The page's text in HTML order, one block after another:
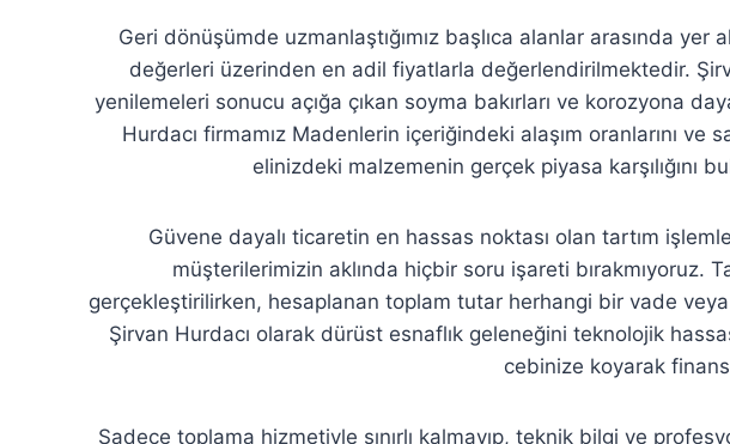
Geri dönüşümde uzmanlaştığımız başlıca alanlar arasında
değerleri üzerinden en adil fiyatlarla değerlendirilmektedir.
yenilemeleri sonucu açığa çıkan soyma bakırları ve korozyona
Hurdacı firmamız Madenlerin içeriğindeki alaşım oranlarını
elinizdeki malzemenin gerçek piyasa karşılığını
Güvene dayalı ticaretin en hassas noktası olan tartım
müşterilerimizin aklında hiçbir soru işareti
gerçekleştirilirken, hesaplanan toplam tutar herhangi bir vade
Şirvan Hurdacı olarak dürüst esnaflık geleneğini teknolojik
cebinize koyarak
Sadece toplama hizmetiyle sınırlı kalmayıp, teknik bilgi ve